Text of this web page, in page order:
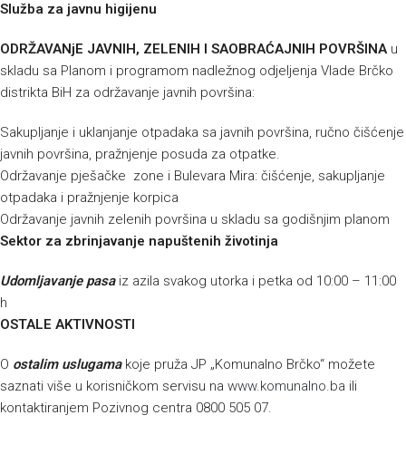
Služba za javnu higijenu
ODRŽAVANjE JAVNIH, ZELENIH I SAOBRAĆAJNIH POVRŠINAu
skladu sa Planom i programom nadležnog odjeljenja Vlade Brčko
distrikta BiH za održavanje javnih površina:
Sakupljanje i uklanjanje otpadaka sa javnih površina, ručno čišćenje
javnih površina, pražnjenje posuda za otpatke.
Održavanje pješačke zone i Bulevara Mira: čišćenje, sakupljanje
otpadaka i pražnjenje korpica
Održavanje javnih zelenih površina u skladu sa godišnjim planom
Sektor za zbrinjavanje napuštenih životinja
Udomljavanje pasaiz azila svakog utorka i petka od 10:00 – 11:00
h
OSTALE AKTIVNOSTI
O ostalim uslugamakoje pruža JP „Komunalno Brčko“ možete
saznati više u korisničkom servisu na www.komunalno.ba ili
kontaktiranjem Pozivnog centra 0800 505 07.